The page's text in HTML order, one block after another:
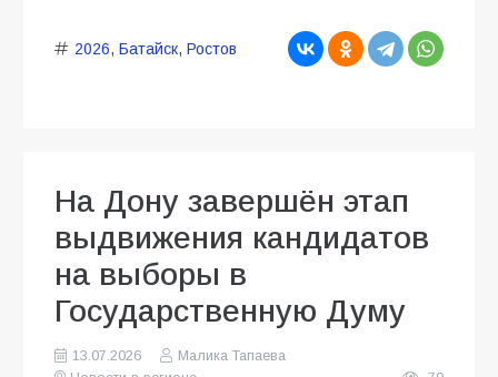
2026, Батайск, Ростов
На Дону завершён этап
выдвижения кандидатов
на выборы в
Государственную Думу
13.07.2026
Малика Тапаева